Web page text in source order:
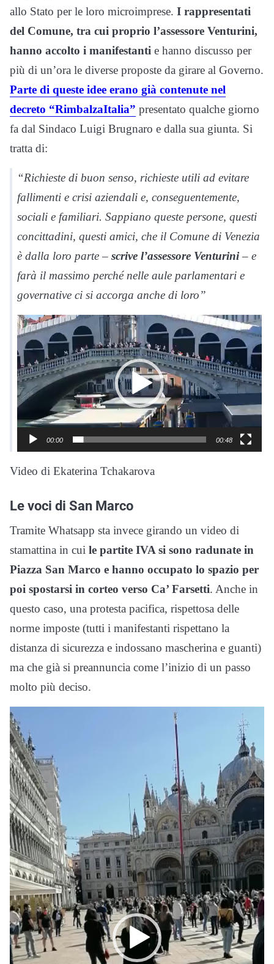
allo Stato per le loro microimprese. I rappresentati
del Comune, tra cui proprio l’assessore Venturini,
hanno accolto i manifestanti e hanno discusso per
più di un’ora le diverse proposte da girare al Governo.
Parte di queste idee erano già contenute nel
decreto “RimbalzaItalia” presentato qualche giorno
fa dal Sindaco Luigi Brugnaro e dalla sua giunta. Si
tratta di:
“Richieste di buon senso, richieste utili ad evitare
fallimenti e crisi aziendali e, conseguentemente,
sociali e familiari. Sappiano queste persone, questi
concittadini, questi amici, che il Comune di Venezia
è dalla loro parte – scrive l’assessore Venturini– e
farà il massimo perché nelle aule parlamentari e
governative ci si accorga anche di loro”
Video
Player
00:00 00:48
Video di Ekaterina Tchakarova
Le voci di San Marco
Tramite Whatsapp sta invece girando un video di
stamattina in cui le partite IVA si sono radunate in
Piazza San Marco e hanno occupato lo spazio per
poi spostarsi in corteo verso Ca’ Farsetti. Anche in
questo caso, una protesta pacifica, rispettosa delle
norme imposte (tutti i manifestanti rispettano la
distanza di sicurezza e indossano mascherina e guanti)
ma che già si preannuncia come l’inizio di un passo
molto più deciso.
Video
Player